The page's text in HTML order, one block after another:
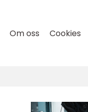
Om oss Cookies